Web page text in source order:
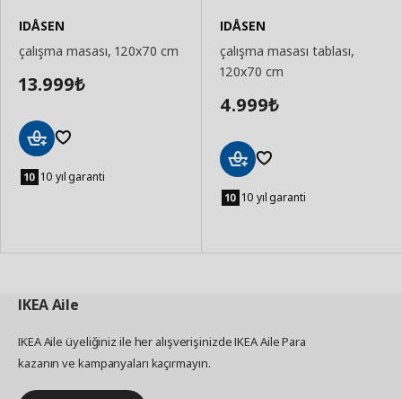
IDÅSEN
çalışma masası, 120x70 cm
13.999₺
Ekle 10 yıl garanti
IDÅSEN
çalışma masası tablası,
120x70 cm
4.999₺
Ekle 10 yıl garanti
IKEAAile
IKEA Aile üyeliğiniz ile her alışverişinizde IKEA Aile Para
kazanın ve kampanyaları kaçırmayın.